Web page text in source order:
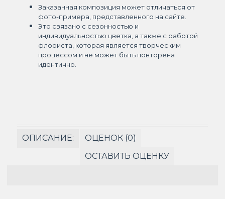
Заказанная композиция может отличаться от
фото-примера, представленного на сайте.
Это связано с сезонностью и
индивидуальностью цветка, а также с работой
флориста, которая является творческим
процессом и не может быть повторена
идентично.
ОПИСАНИЕ:
ОЦЕНОК (0)
ОСТАВИТЬ ОЦЕНКУ